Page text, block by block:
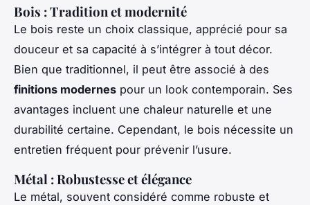
Bois : Tradition et modernité
Le bois reste un choix classique, apprécié pour sa
douceur et sa capacité à s’intégrer à tout décor.
Bien que traditionnel, il peut être associé à des
finitions modernes pour un look contemporain. Ses
avantages incluent une chaleur naturelle et une
durabilité certaine. Cependant, le bois nécessite un
entretien fréquent pour prévenir l’usure.
Métal : Robustesse et élégance
Le métal, souvent considéré comme robuste et